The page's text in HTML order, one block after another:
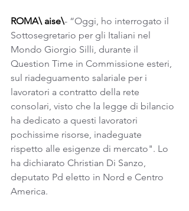
ROMA\ aise\- “Oggi, ho interrogato il
Sottosegretario per gli Italiani nel
Mondo Giorgio Silli, durante il
Question Time in Commissione esteri,
sul riadeguamento salariale per i
lavoratori a contratto della rete
consolari, visto che la legge di bilancio
ha dedicato a questi lavoratori
pochissime risorse, inadeguate
rispetto alle esigenze di mercato". Lo
ha dichiarato Christian Di Sanzo,
deputato Pd eletto in Nord e Centro
America.